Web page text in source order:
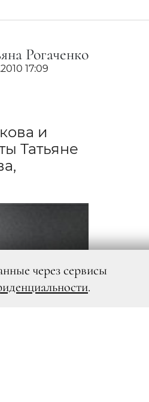
Рогаченко
17:09
и
Татьяне
через сервисы
.